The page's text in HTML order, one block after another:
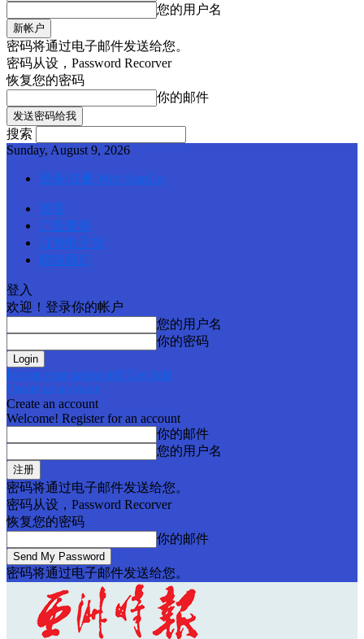
您的用户名
密码将通过电子邮件发送给您。
密码从设，Password Recorver
恢复您的密码
你的邮件
搜索
Sunday, August 9, 2026
登录/注册 Web SignUp
首页
广告查询
订阅电子报
联络我们
登入
欢迎！登录你的帐户
您的用户名
你的密码
Forgot your password? Get help
Create an account
Create an account
Welcome! Register for an account
你的邮件
您的用户名
密码将通过电子邮件发送给您。
密码从设，Password Recorver
恢复您的密码
你的邮件
密码将通过电子邮件发送给您。